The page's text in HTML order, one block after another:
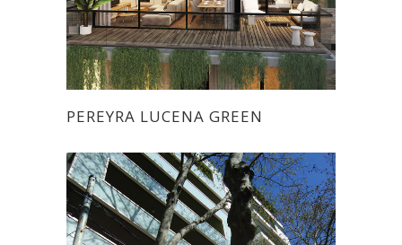
PEREYRA LUCENA GREEN